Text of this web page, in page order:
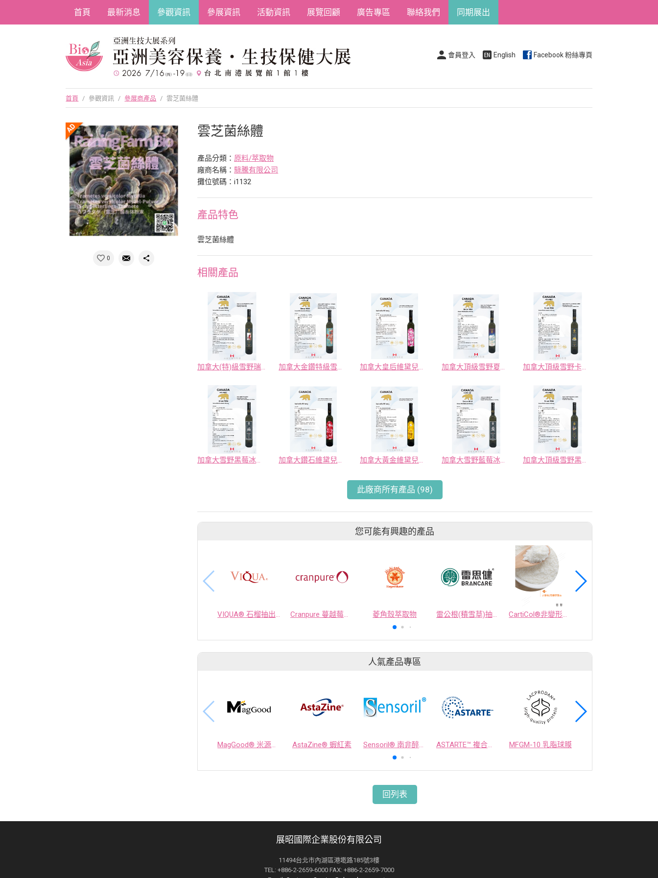
首頁 最新消息 參觀資訊 參展資訊 活動資訊 展覽回顧 廣告專區 聯絡我們 同期展出
會員登入 English Facebook 粉絲專頁
首頁 / 參觀資訊 / 參展商產品 / 雲芝菌絲體
0
雲芝菌絲體
產品分類： 原料/萃取物
廠商名稱：騄騰有限公司
攤位號碼：i1132
產品特色
雲芝菌絲體
相關產品
加拿大(特)級雪野瑞斯琳白冰釀酒 加拿大金鑽特級雪野五合一紅冰釀酒 加拿大皇后維黛兒晚收冰釀酒 加拿大頂級雪野夏多納白冰釀酒 加拿大頂級雪野卡本內蘇維翁紅冰釀酒
加拿大雪野黑莓冰釀酒 加拿大鑽石維黛兒晚收冰釀酒 加拿大黃金維黛兒晚收冰釀酒 加拿大雪野藍莓冰釀酒 加拿大頂級雪野黑皮諾紅冰釀酒
此廠商所有產品 (98)
您可能有興趣的產品
VIQUA® 石榴抽出物 Cranpure 蔓越莓抽出物粉末 菱角殼萃取物 雷公根(積雪草)抽出物 雷思健BRANCARE® CartiCol®非變形二型膠原蛋白
人氣產品專區
MagGood® 米源鎂® 米糠濃縮物 AstaZine® 蝦紅素 Sensoril® 南非醉茄萃取物 ASTARTE™ 複合益生菌 MFGM-10 乳脂球膜
回列表
展昭國際企業股份有限公司
11494台北市內湖區港墘路185號3樓
TEL: +886-2-2659-6000 FAX: +886-2-2659-7000